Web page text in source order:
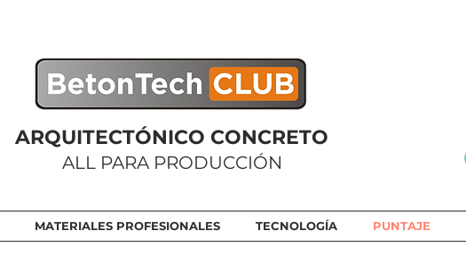
ARQUITECTÓNICO CONCRETO
ALL PARA PRODUCCIÓN
MATERIALES PROFESIONALES TECNOLOGÍA PUNTAJE